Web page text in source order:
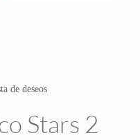
de deseos
Stars 2